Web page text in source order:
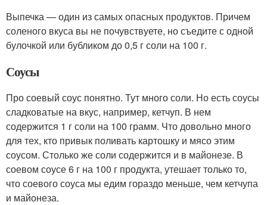
Выпечка — один из самых опасных продуктов. Причем
соленого вкуса вы не почувствуете, но съедите с одной
булочкой или бубликом до 0,5 г соли на 100 г.
Соусы
Про соевый соус понятно. Тут много соли. Но есть соусы
сладковатые на вкус, например, кетчуп. В нем
содержится 1 г соли на 100 грамм. Что довольно много
для тех, кто привык поливать картошку и мясо этим
соусом. Столько же соли содержится и в майонезе. В
соевом соусе 6 г на 100 г продукта, утешает только то,
что соевого соуса мы едим гораздо меньше, чем кетчупа
и майонеза.